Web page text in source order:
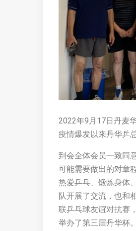
2022年9月17日丹麦
疫情爆发以来丹华乒
到会全体会员一致同
可能需要做出的对章
热爱乒乓、锻炼身体
队开展了交流，也和
联乒乓球友谊对抗赛
举办了第三届丹华杯